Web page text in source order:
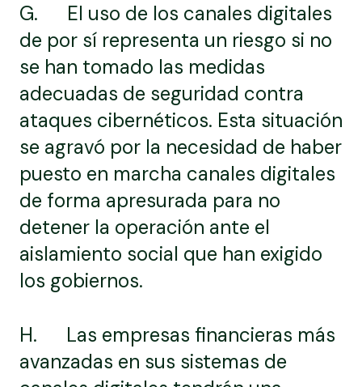
G. El uso de los canales digitales
de por sí representa un riesgo si no
se han tomado las medidas
adecuadas de seguridad contra
ataques cibernéticos. Esta situación
se agravó por la necesidad de haber
puesto en marcha canales digitales
de forma apresurada para no
detener la operación ante el
aislamiento social que han exigido
los gobiernos.
H. Las empresas financieras más
avanzadas en sus sistemas de